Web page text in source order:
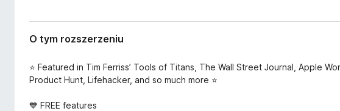
O tym rozszerzeniu
⭐ Featured in Tim Ferriss’ Tools of Titans, The Wall Street Journal, Apple
Product Hunt, Lifehacker, and so much more ⭐
💙 FREE features